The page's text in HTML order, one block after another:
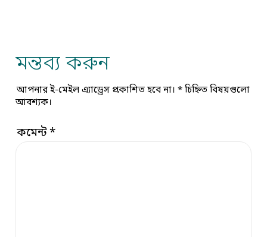
মন্তব্য করুন
আপনার ই-মেইল এ্যাড্রেস প্রকাশিত হবে না। *চিহ্নিত বিষয়গুলো
আবশ্যক।
কমেন্ট*